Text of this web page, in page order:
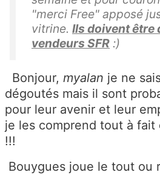
"merci Free" apposé
vitrine. Ils doivent être
vendeurs SFR :)
Bonjour, myalan je ne
dégoutés mais il sont
pour leur avenir et leur
je les comprend tout à fait
!!!
Bouygues joue le tout ou